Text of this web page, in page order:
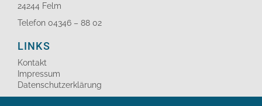
24244 Felm
Telefon 04346 – 88 02
LINKS
Kontakt
Impressum
Datenschutzerklärung